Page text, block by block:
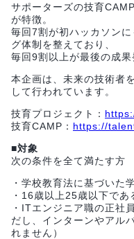
サポーターズの技育
が特徴。
毎回7割が初ハッカソン
グ体制を整えており、
毎回9割以上が最後の成果
本企画は、未来の技術者
して行われています。
技育プロジェクト：
技育CAMP： https://
■対象
次の条件を全て満たす方
・学校教育法に基づいた
・16歳以上25歳以下であ
・ITエンジニア職の正社
だし、インターンやアル
れません）